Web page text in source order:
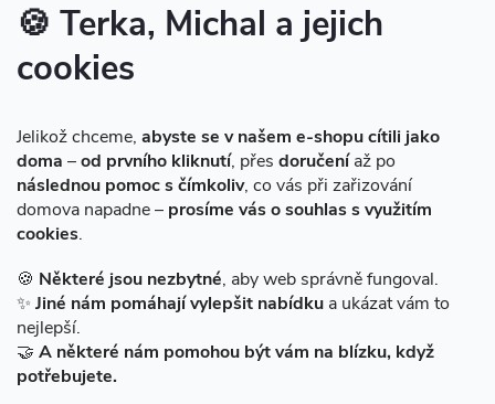
🍪 Terka, Michal a jejich
cookies
Jelikož chceme, abyste se v našem e-shopu cítili jako
doma –od prvního kliknutí, přes doručeníaž po
následnou pomoc s čímkoliv, co vás při zařizování
domova napadne – prosíme vás o souhlas s využitím
cookies.
🍪 Některé jsou nezbytné, aby web správně fungoval.
✨ Jiné nám pomáhají vylepšit nabídku a ukázat vám to
nejlepší.
🤝 A některé nám pomohou být vám na blízku, když
potřebujete.
Instagram
Facebook